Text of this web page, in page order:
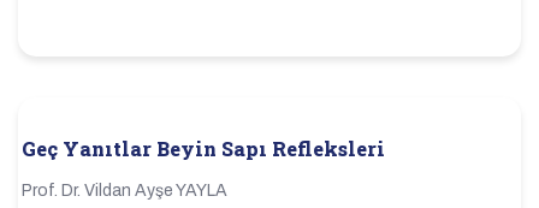
Geç Yanıtlar Beyin Sapı Refleksleri
Prof. Dr. Vildan Ayşe YAYLA